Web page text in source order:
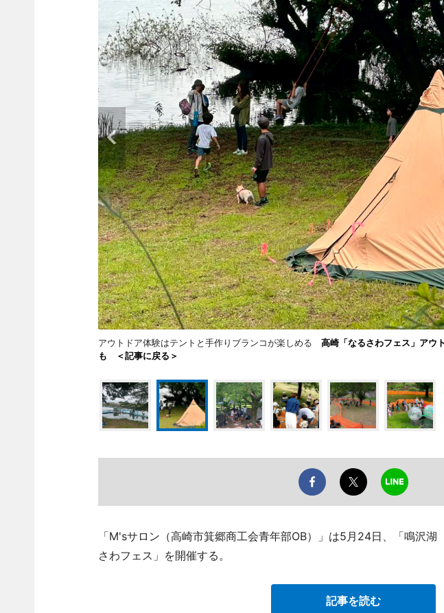
アウトドア体験はテントと手作りブランコが楽しめる 高崎「なるさわフェス」ア
も ＜記事に戻る＞
「M'sサロン（高崎市箕郷商工会青年部OB）」は5月24日、「鳴沢湖
さわフェス」を開催する。
記事を読む